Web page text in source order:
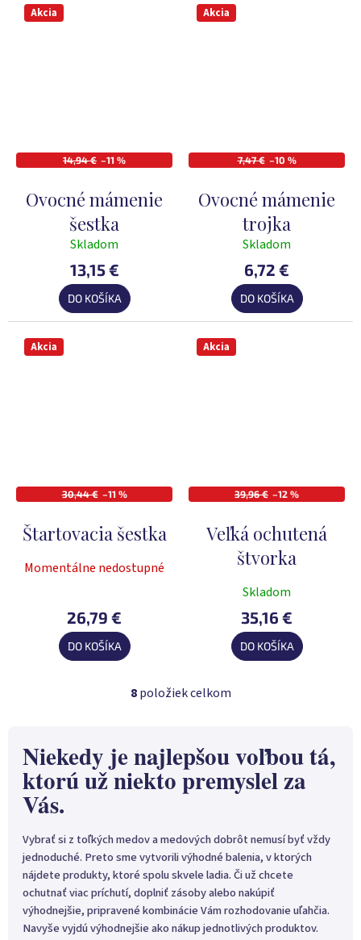
Akcia
14,94 € –11 %
Ovocné mámenie
šestka
Priemerné
hodnotenie
produktu
5,0
Skladom
13,15 €
DO KOŠÍKA
Akcia
7,47 € –10 %
Ovocné mámenie
trojka
Priemerné
hodnotenie
produktu
5,0
Skladom
6,72 €
DO KOŠÍKA
Akcia
30,44 € –11 %
Štartovacia šestka
Momentálne nedostupné
26,79 €
DO KOŠÍKA
Akcia
39,96 € –12 %
Veľká ochutená
štvorka
Skladom
35,16 €
DO KOŠÍKA
O
d
a
c
p
r
v
k
y
v
ý
8položiek celkom
Niekedy je najlepšou voľbou tá,
ktorú už niekto premyslel za
Vás.
Vybrať si z toľkých medov a medových dobrôt nemusí byť vždy
jednoduché. Preto sme vytvorili výhodné balenia, v ktorých
nájdete produkty, ktoré spolu skvele ladia. Či už chcete
ochutnať viac príchutí, doplniť zásoby alebo nakúpiť
výhodnejšie, pripravené kombinácie Vám rozhodovanie uľahčia.
Navyše vyjdú výhodnejšie ako nákup jednotlivých produktov.